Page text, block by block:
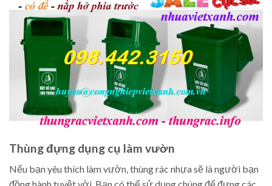
Thùng đựng dụng cụ làm vườn
Nếu bạn yêu thích làm vườn, thùng rác nhựa sẽ là người bạn